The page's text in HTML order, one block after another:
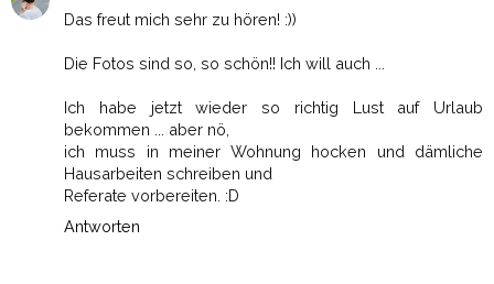
Das freut mich sehr zu hören! :))
Die Fotos sind so, so schön!! Ich will auch ...
Ich habe jetzt wieder so richtig Lust auf Urlaub
bekommen ... aber nö,
ich muss in meiner Wohnung hocken und dämliche
Hausarbeiten schreiben und
Referate vorbereiten. :D
Antworten